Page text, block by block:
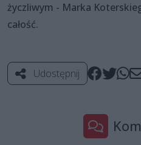
życzliwym - Marka
całość.
Udostępnij